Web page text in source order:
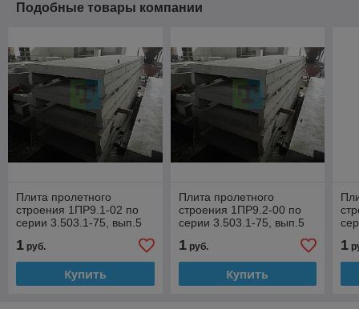
Подобные товары компании
Плита пролетного
строения 1ПР9.1-02 по
серии 3.503.1-75, вып.5
1 руб.
Купить
Плита пролетного
строения 1ПР9.2-00 по
серии 3.503.1-75, вып.5
1руб.
Купить
1